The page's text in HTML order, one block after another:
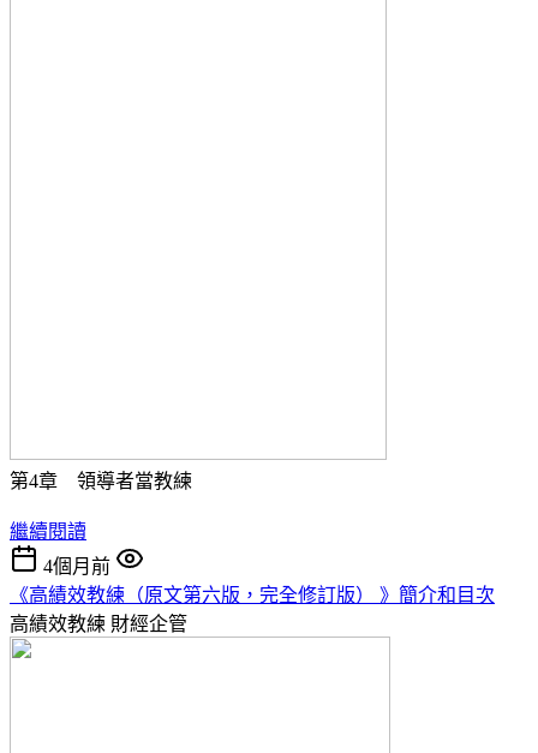
第4章 領導者當教練
繼續閱讀
4個月前
《高績效教練（原文第六版，完全修訂版） 》簡介和目次
高績效教練 財經企管